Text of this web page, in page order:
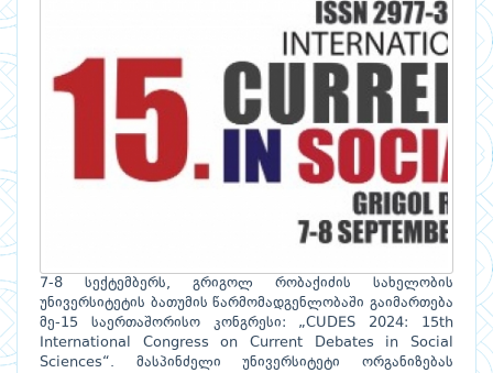
7-8 სექტემბერს, გრიგოლ რობაქიძის სახელობის
უნივერსიტეტის ბათუმის წარმომადგენლობაში გაიმართება
მე-15 საერთაშორისო კონგრესი: „CUDES 2024: 15th
International Congress on Current Debates in Social
Sciences“. მასპინძელი უნივერსიტეტი ორგანიზებას